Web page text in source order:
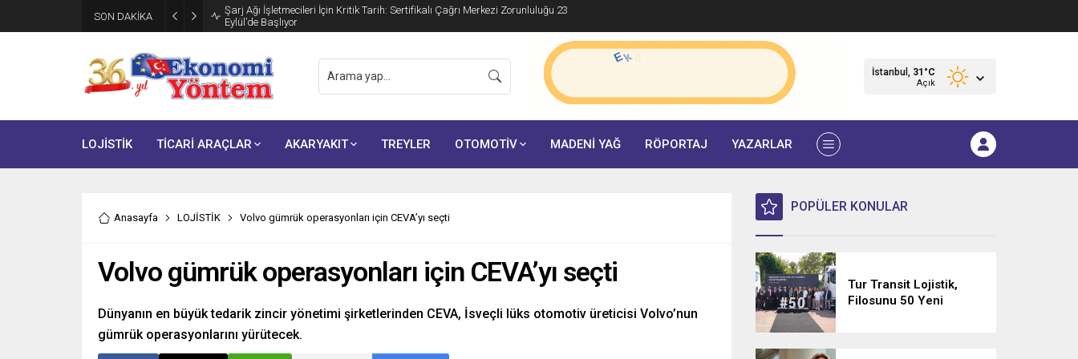
SON DAKİKA
Şarj Ağı İşletmecileri İçin Kritik Tarih: Sertifikalı Çağrı Merkezi Zorunluluğu 23
Eylül’de Başlıyor
İstanbul, 31 °C
Açık
LOJİSTİK TİCARİ ARAÇLAR AKARYAKIT TREYLER OTOMOTİV MADENİ YAĞ RÖPORTAJ YAZARLAR
Anasayfa LOJİSTİK Volvo gümrük operasyonları için CEVA’yı seçti
Volvo gümrük operasyonları için CEVA’yı seçti
Dünyanın en büyük tedarik zincir yönetimi şirketlerinden CEVA, İsveçli lüks otomotiv üreticisi Volvo’nun
gümrük operasyonlarını yürütecek.
POPÜLER KONULAR
Tur Transit Lojistik,
Filosunu 50 Yeni